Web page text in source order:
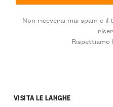
Non riceverai mai spam e
Rispettiamo
VISITA LE LANGHE